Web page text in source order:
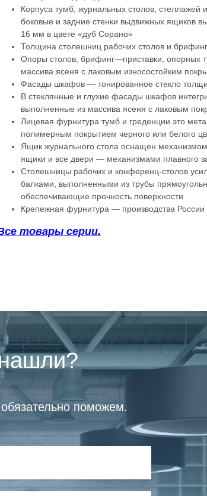
Корпуса тумб, журнальных столов, стеллажей
боковые и задние стенки выдвижных ящиков
16 мм в цвете «дуб Сорано»
Толщина столешниц рабочих столов и
Опоры столов, брифинг—приставки, опорных
массива ясеня с лаковым износостойким
Фасады шкафов — тонированное стекло
В стеклянные и глухие фасады шкафов
выполненные из массива ясеня с лаковым
Лицевая фурнитура тумб и греденции это
полимерным покрытием черного или белого
Ящик журнального стола оснащен
ящики и все двери — механизмами плавного
Столешницы рабочих и конференц-столов
балками, выполненными из трубы
обеспечивающие прочность поверхности
Крепежная фурнитура — производства
товары серии.
поможем.